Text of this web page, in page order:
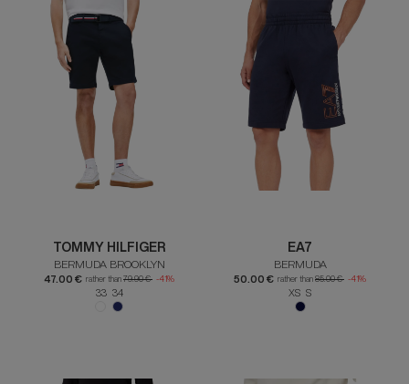
TOMMY HILFIGER
BERMUDA BROOKLYN
47.00 € rather than 79.90 € -41%
33 34
EA7
BERMUDA
50.00 € rather than 85.00 € -41%
XS S